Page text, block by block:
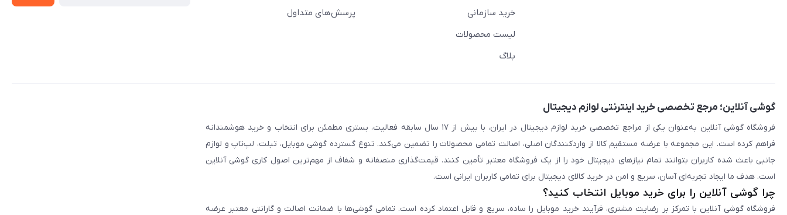
خرید سازمانی
لیست محصولات
بلاگ
پرسش‌های متداول
گوشی آنلاین؛ مرجع تخصصی خرید اینترنتی لوازم دیجیتال
فروشگاه گوشی آنلاین به‌عنوان یکی از مراجع تخصصی خرید لوازم دیجیتال در ایران، با بیش از ۱۷ سال سابقه فعالیت، بستری مطمئن برای انتخاب و خرید هوشمندانه
فراهم کرده است. این مجموعه با عرضه مستقیم کالا از واردکنندگان اصلی، اصالت تمامی محصولات را تضمین می‌کند. تنوع گسترده گوشی موبایل، تبلت، لپ‌تاپ و لوازم
جانبی باعث شده کاربران بتوانند تمام نیازهای دیجیتال خود را از یک فروشگاه معتبر تأمین کنند. قیمت‌گذاری منصفانه و شفاف از مهم‌ترین اصول کاری گوشی آنلاین
است. هدف ما ایجاد تجربه‌ای آسان، سریع و امن در خرید کالای دیجیتال برای تمامی کاربران ایرانی است.
چرا گوشی آنلاین را برای خرید موبایل انتخاب کنید؟
فروشگاه گوشی آنلاین با تمرکز بر رضایت مشتری، فرآیند خرید موبایل را ساده، سریع و قابل اعتماد کرده است. تمامی گوشی‌ها با ضمانت اصالت و گارانتی معتبر عرضه